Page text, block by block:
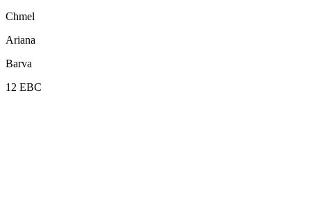
Chmel
Ariana
Barva
12 EBC